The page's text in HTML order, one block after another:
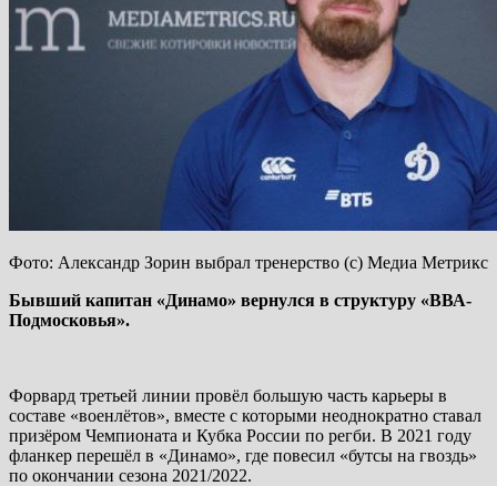
Фото: Александр Зорин выбрал тренерство (с) Медиа Метрикс
Бывший капитан «Динамо» вернулся в структуру «ВВА-
Подмосковья».
Форвард третьей линии провёл большую часть карьеры в
составе «военлётов», вместе с которыми неоднократно ставал
призёром Чемпионата и Кубка России по регби. В 2021 году
фланкер перешёл в «Динамо», где повесил «бутсы на гвоздь»
по окончании сезона 2021/2022.